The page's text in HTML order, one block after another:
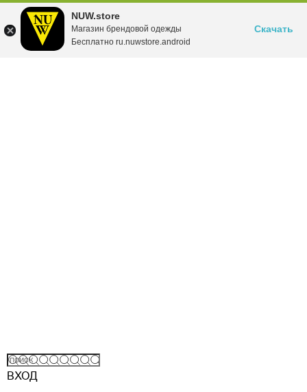
NUW.store
Магазин брендовой одежды
Бесплатно ru.nuwstore.android
Скачать
ВХОД